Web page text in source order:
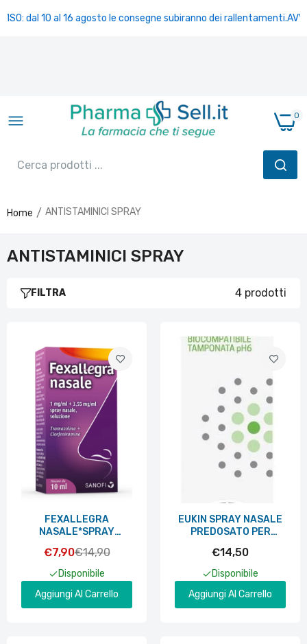
dal 10 al 16 agosto le consegne subiranno dei rallentamenti.
0
€7,90
€14,90
IRRIGAZIONI NASALI 30 ML
€14,50
EUKIN SPRAY NASALE PREDOSATO 30 ML
Home ANTISTAMINICI SPRAY
ANTISTAMINICI SPRAY
FILTRA 4 prodotti
FEXALLEGRA
NASALE*SPRAY
€7,90€14,90
Disponibile
Aggiungi Al Carrello
EUKIN SPRAY NASALE
PREDOSATO PER
30 ML
€14,50
Disponibile
Aggiungi Al Carrello